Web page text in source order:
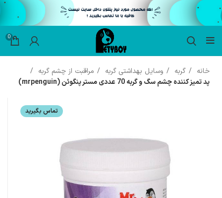
0
خانه گربه وسایل بهداشتی گربه
مراقبت از چشم گربه
پد تمیز کننده چشم سگ و گربه 70 عددی مستر پنگوئن (mrpenguin)
تماس بگیرید